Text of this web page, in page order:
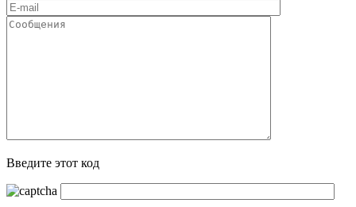
Введите этот код